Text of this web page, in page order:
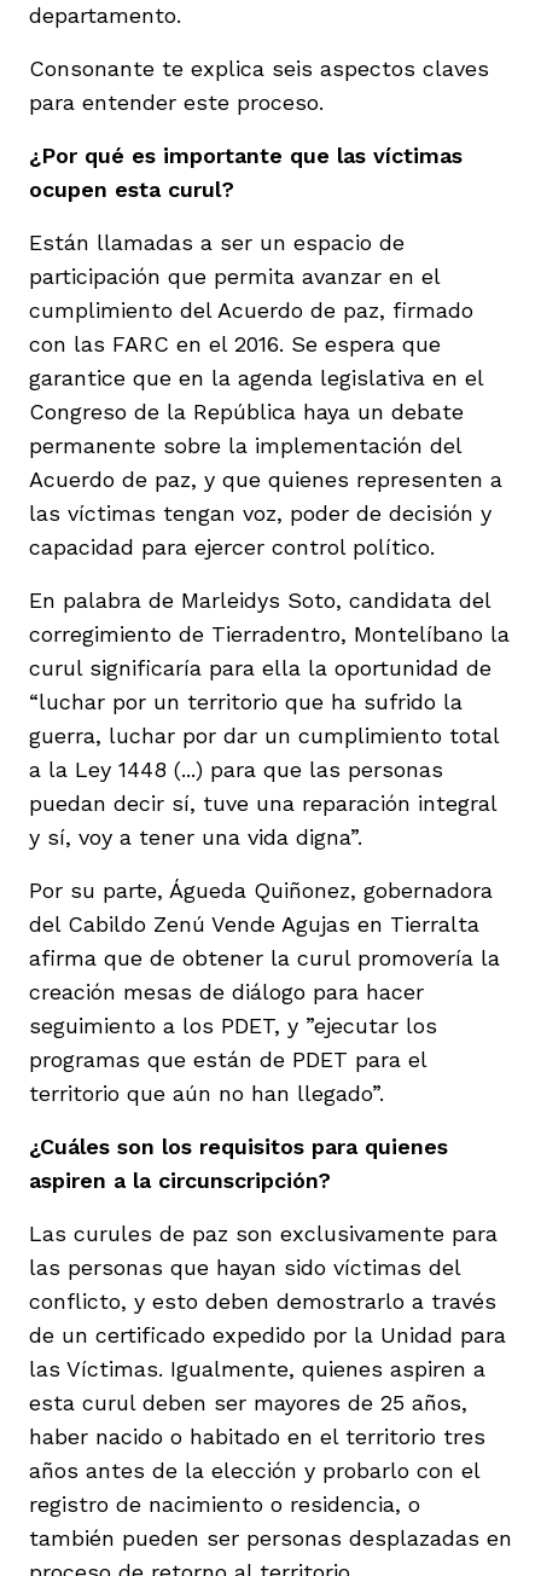
departamento.
Consonante te explica seis aspectos claves
para entender este proceso.
¿Por qué es importante que las víctimas
ocupen esta curul?
Están llamadas a ser un espacio de
participación que permita avanzar en el
cumplimiento del Acuerdo de paz, firmado
con las FARC en el 2016. Se espera que
garantice que en la agenda legislativa en el
Congreso de la República haya un debate
permanente sobre la implementación del
Acuerdo de paz, y que quienes representen a
las víctimas tengan voz, poder de decisión y
capacidad para ejercer control político.
En palabra de Marleidys Soto, candidata del
corregimiento de Tierradentro, Montelíbano la
curul significaría para ella la oportunidad de
“luchar por un territorio que ha sufrido la
guerra, luchar por dar un cumplimiento total
a la Ley 1448 (...) para que las personas
puedan decir sí, tuve una reparación integral
y sí, voy a tener una vida digna”.
Por su parte, Águeda Quiñonez, gobernadora
del Cabildo Zenú Vende Agujas en Tierralta
afirma que de obtener la curul promovería la
creación mesas de diálogo para hacer
seguimiento a los PDET, y ”ejecutar los
programas que están de PDET para el
territorio que aún no han llegado”.
¿Cuáles son los requisitos para quienes
aspiren a la circunscripción?
Las curules de paz son exclusivamente para
las personas que hayan sido víctimas del
conflicto, y esto deben demostrarlo a través
de un certificado expedido por la Unidad para
las Víctimas. Igualmente, quienes aspiren a
esta curul deben ser mayores de 25 años,
haber nacido o habitado en el territorio tres
años antes de la elección y probarlo con el
registro de nacimiento o residencia, o
también pueden ser personas desplazadas en